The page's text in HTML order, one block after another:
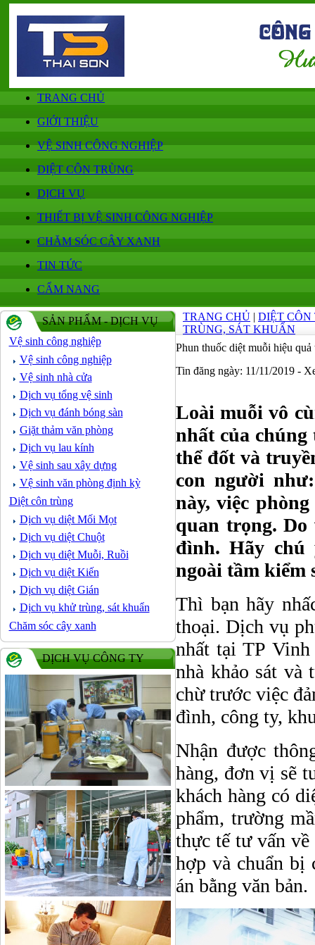
TRANG CHỦ
GIỚI THIỆU
VỆ SINH CÔNG NGHIỆP
DIỆT CÔN TRÙNG
DỊCH VỤ
THIẾT BỊ VỆ SINH CÔNG NGHIỆP
CHĂM SÓC CÂY XANH
TIN TỨC
CẨM NANG
SẢN PHẨM - DỊCH VỤ
Vệ sinh công nghiệp
Vệ sinh công nghiệp
Vệ sinh nhà cửa
Dịch vụ tổng vệ sinh
Dịch vụ đánh bóng sàn
Giặt thảm văn phòng
Dịch vụ lau kính
Vệ sinh sau xây dựng
Vệ sinh văn phòng định kỳ
Diệt côn trùng
Dịch vụ diệt Mối Mọt
Dịch vụ diệt Chuột
Dịch vụ diệt Muỗi, Ruồi
Dịch vụ diệt Kiến
Dịch vụ diệt Gián
Dịch vụ khử trùng, sát khuẩn
Chăm sóc cây xanh
DỊCH VỤ CÔNG TY
TRANG CHỦ | DIỆT CÔN
TRÙNG, SÁT KHUẨN
Phun thuốc diệt muỗi hiệu
Tin đăng ngày: 11/11/2019 -
Loài muỗi vô
nhất của
thể đốt và
con người
này, việc
quan trọng. Do
đình. Hãy chú
ngoài tầm kiểm
Thì bạn hãy
thoại. Dịch vụ
nhất tại TP Vinh
nhà khảo sát và
chừ trước việc
đình, công ty,
Nhận được
hàng, đơn vị sẽ
khách hàng có
phẩm, trường
thực tế tư vấn
hợp và chuẩn bị
án bằng văn bản.